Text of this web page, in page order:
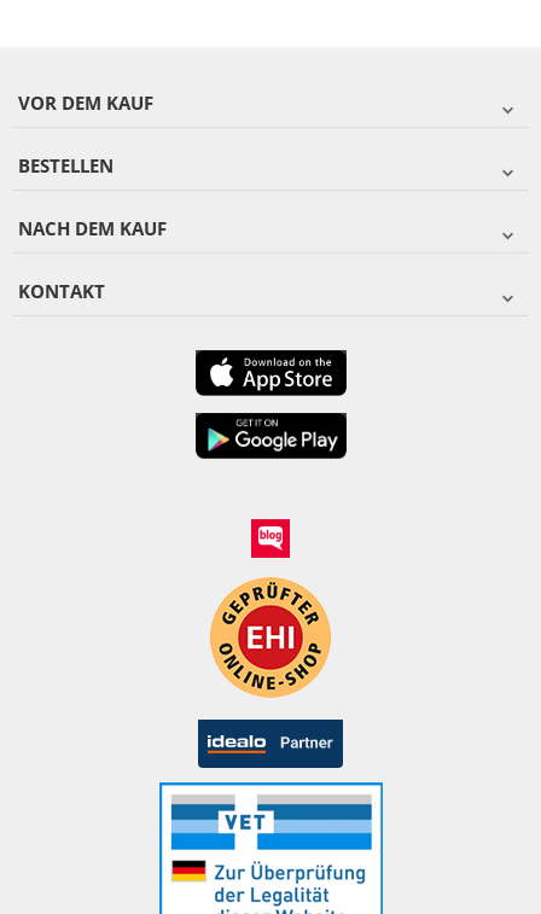
VOR DEM KAUF
BESTELLEN
NACH DEM KAUF
KONTAKT